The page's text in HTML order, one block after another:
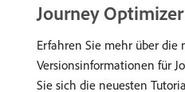
Journey Optimizer
Erfahren Sie mehr über die
Versionsinformationen für
Sie sich die neuesten